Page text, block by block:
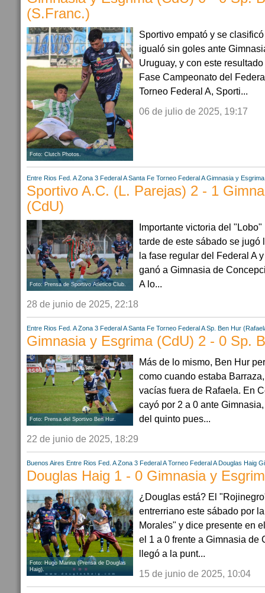
(S.Franc.)
Foto: Clutch Photos.
Sportivo empató y se
igualó sin goles ante
Uruguay, y con este
Fase Campeonato del
Torneo Federal A, Sporti...
06 de julio de 2025, 19:17
Entre Rios Fed. A Zona 3 Federal A Santa Fe Torneo Federal A Gimnasia y
Sportivo A.C. (L. Parejas) 2 - 1
(CdU)
Foto: Prensa de Sportivo Atlético Club.
Importante victoria del
tarde de este sábado se jugó
la fase regular del Federal A
ganó a Gimnasia de
A lo...
28 de junio de 2025, 22:18
Entre Rios Fed. A Zona 3 Federal A Santa Fe Torneo Federal A Sp. Ben Hur
Gimnasia y Esgrima (CdU) 2 - 0 Sp.
Foto: Prensa del Sportivo Ben Hur.
Más de lo mismo, Ben Hur
como cuando estaba
vacías fuera de Rafaela. En
cayó por 2 a 0 ante
del quinto pues...
22 de junio de 2025, 18:29
Buenos Aires Entre Rios Fed. A Zona 3 Federal A Torneo Federal A Douglas Haig
Douglas Haig 1 - 0 Gimnasia y
Foto: Hugo Marina (Prensa de Douglas
Haig).
¿Douglas está? El
entrerriano este sábado por
Morales" y dice presente en
el 1 a 0 frente a Gimnasia de
llegó a la punt...
15 de junio de 2025, 10:04